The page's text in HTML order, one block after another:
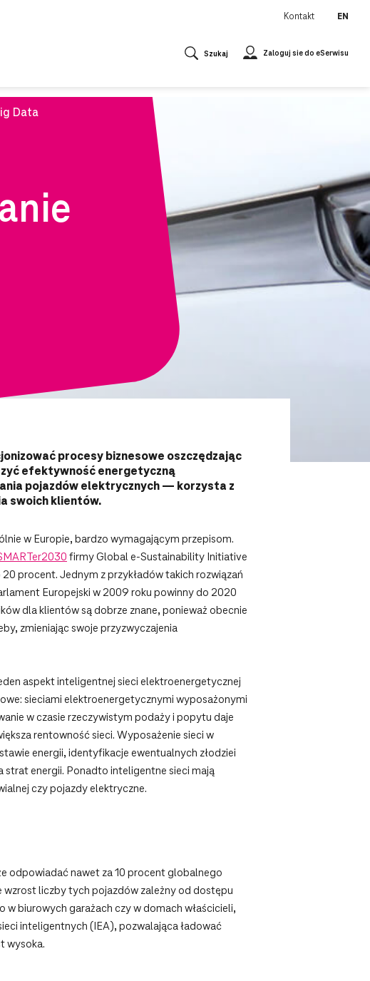
Kontakt EN
Szukaj Zaloguj sie do eSerwisu
Data
procesy biznesowe oszczędzając
efektywność energetyczną
pojazdów elektrycznych — korzysta z
swoich klientów.
w Europie, bardzo wymagającym przepisom.
firmy Global e-Sustainability Initiative
procent. Jednym z przykładów takich rozwiązań
Europejski w 2009 roku powinny do 2020
dla klientów są dobrze znane, ponieważ obecnie
zmieniając swoje przyzwyczajenia
aspekt inteligentnej sieci elektroenergetycznej
sieciami elektroenergetycznymi wyposażonymi
w czasie rzeczywistym podaży i popytu daje
rentowność sieci. Wyposażenie sieci w
energii, identyfikacje ewentualnych złodziei
strat energii. Ponadto inteligentne sieci mają
czy pojazdy elektryczne.
odpowiadać nawet za 10 procent globalnego
wzrost liczby tych pojazdów zależny od dostępu
biurowych garażach czy w domach właścicieli,
inteligentnych (IEA), pozwalająca ładować
wysoka.